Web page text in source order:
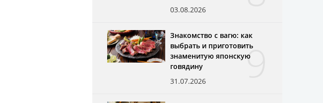
03.08.2026
9
Знакомство с вагю: как
выбрать и приготовить
знаменитую японскую
говядину
31.07.2026